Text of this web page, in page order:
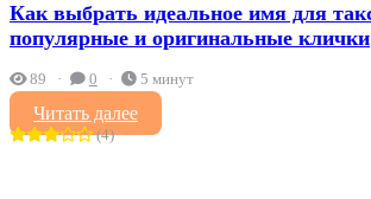
Как выбрать идеальное имя для
популярные и оригинальные клички
89 0 5 минут
Читать далее
(4)